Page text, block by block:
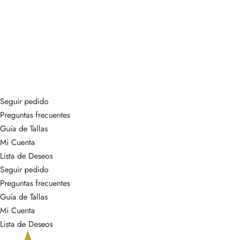
Seguir pedido
Preguntas frecuentes
Guía de Tallas
Mi Cuenta
Lista de Deseos
Seguir pedido
Preguntas frecuentes
Guía de Tallas
Mi Cuenta
Lista de Deseos